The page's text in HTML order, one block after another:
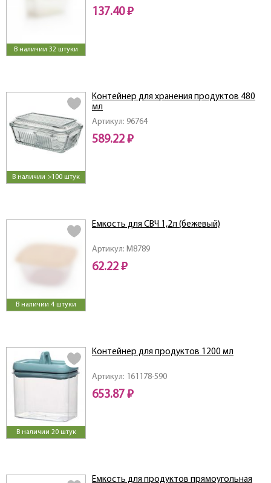
В наличии 32 штуки
137.40 ₽
В наличии >100 штук
Артикул: 96764
Контейнер для хранения продуктов 480
мл
589.22 ₽
В наличии 4 штуки
Артикул: M8789
Емкость для СВЧ 1,2л (бежевый)
62.22 ₽
В наличии 20 штук
Артикул: 161178-590
Контейнер для продуктов 1200 мл
653.87 ₽
Емкость для продуктов прямоугольная